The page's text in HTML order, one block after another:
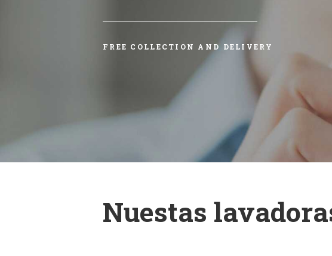
FREE COLLECTION AND DELIVERY
Nuestas